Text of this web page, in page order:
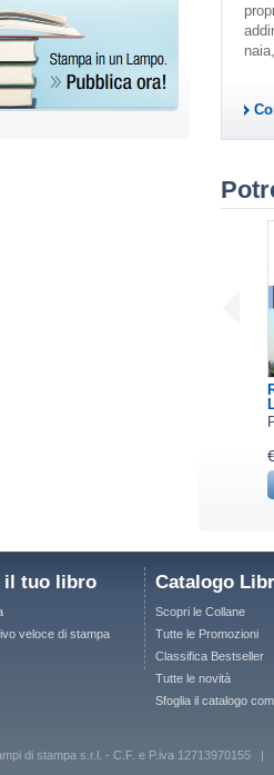
il tuo libro
veloce di stampa
Catalogo
Scopri le Collane
Tutte le Promozioni
Classifica Bestseller
Tutte le novità
Sfoglia il catalogo
di stampa s.r.l. - C.F. e P.iva 12713970155 |